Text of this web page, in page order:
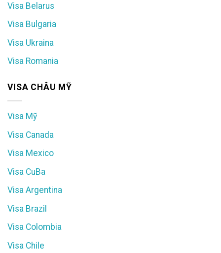
Visa Belarus
Visa Bulgaria
Visa Ukraina
Visa Romania
VISA CHÂU MỸ
Visa Mỹ
Visa Canada
Visa Mexico
Visa CuBa
Visa Argentina
Visa Brazil
Visa Colombia
Visa Chile